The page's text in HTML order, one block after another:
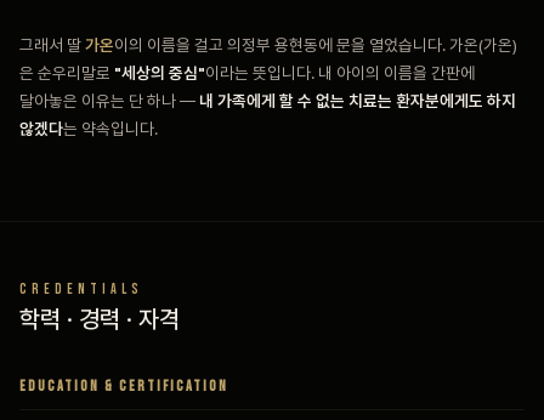
그래서 딸가온이의 이름을 걸고 의정부 용현동에 문을 열었습니다. 가온(가온)
은 순우리말로 "세상의 중심"이라는 뜻입니다. 내 아이의 이름을 간판에
달아놓은 이유는 단 하나 — 내 가족에게 할 수 없는 치료는 환자분에게도 하지
않겠다는 약속입니다.
CREDENTIALS
학력 · 경력 · 자격
EDUCATION & CERTIFICATION